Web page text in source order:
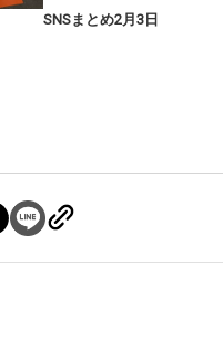
SNSまとめ2月3日